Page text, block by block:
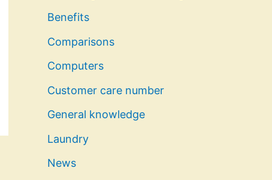
Benefits
Comparisons
Computers
Customer care number
General knowledge
Laundry
News